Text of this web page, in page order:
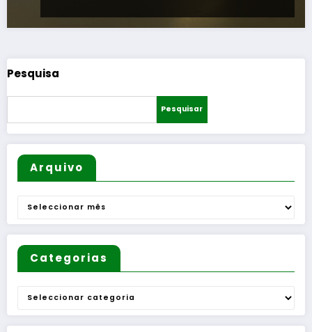
Pesquisa
Pesquisar
Arquivo
Arquivo
Categorias
Categorias